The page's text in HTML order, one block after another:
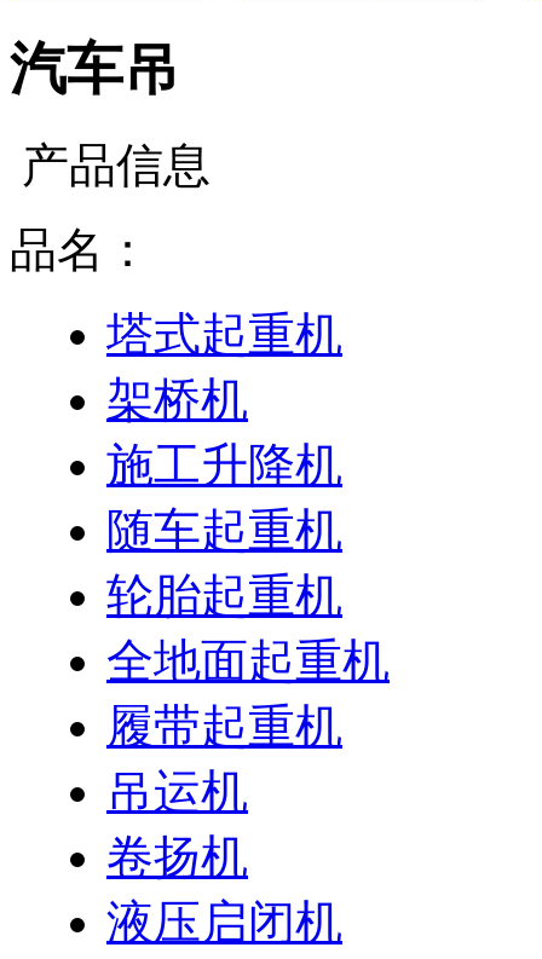
汽车吊
产品信息
品名：
塔式起重机
架桥机
施工升降机
随车起重机
轮胎起重机
全地面起重机
履带起重机
吊运机
卷扬机
液压启闭机